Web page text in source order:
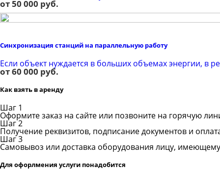
от 50 000 руб.
Синхронизация станций на параллельную работу
Если объект нуждается в больших объемах энергии, в
от 60 000 руб.
Как взять в аренду
Шаг 1
Оформите заказ на сайте или позвоните на горячую
Шаг 2
Получение реквизитов, подписание документов и
Шаг 3
Самовывоз или доставка оборудования лицу,
Для офорлмения услуги понадобится